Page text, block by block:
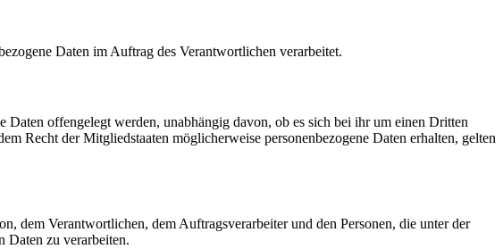
Daten im Auftrag des Verantwortlichen verarbeitet.
offengelegt werden, unabhängig davon, ob es sich bei ihr um einen Dritten
Recht der Mitgliedstaaten möglicherweise personenbezogene Daten erhalten, gelten
dem Verantwortlichen, dem Auftragsverarbeiter und den Personen, die unter der
Daten zu verarbeiten.